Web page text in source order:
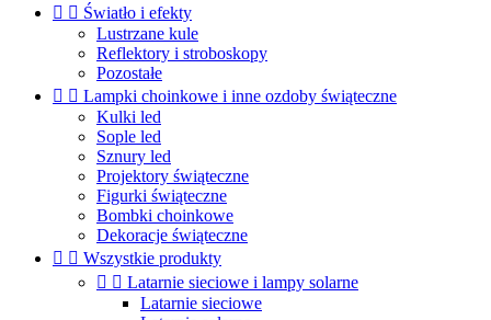
  Światło i efekty
Lustrzane kule
Reflektory i stroboskopy
Pozostałe
  Lampki choinkowe i inne ozdoby świąteczne
Kulki led
Sople led
Sznury led
Projektory świąteczne
Figurki świąteczne
Bombki choinkowe
Dekoracje świąteczne
  Wszystkie produkty
  Latarnie sieciowe i lampy solarne
Latarnie sieciowe